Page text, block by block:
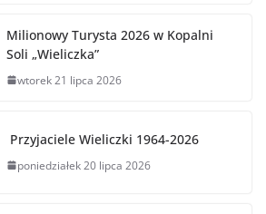
Milionowy Turysta 2026 w Kopalni
Soli „Wieliczka”
wtorek 21 lipca 2026
Przyjaciele Wieliczki 1964-2026
poniedziałek 20 lipca 2026